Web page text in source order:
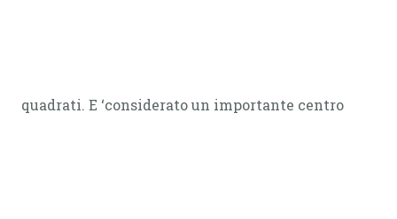
quadrati. E ‘considerato un importante centro